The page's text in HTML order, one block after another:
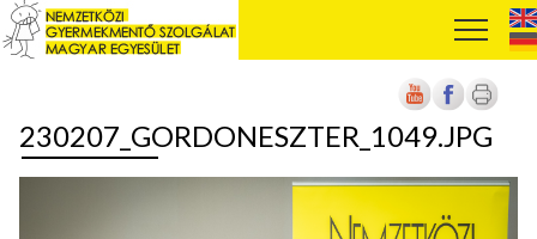
230207_GORDONESZTER_1049.JPG